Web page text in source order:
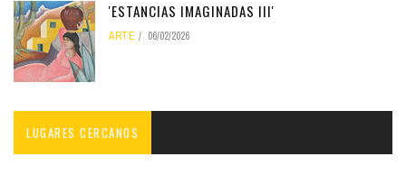
'ESTANCIAS IMAGINADAS III'
ARTE 06/02/2026
LUGARES CERCANOS